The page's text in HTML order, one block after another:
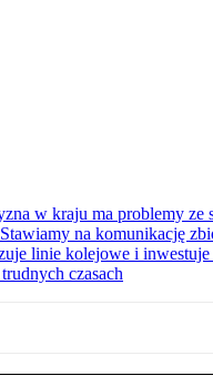
w kraju ma problemy ze
na komunikację
linie kolejowe i
czasach